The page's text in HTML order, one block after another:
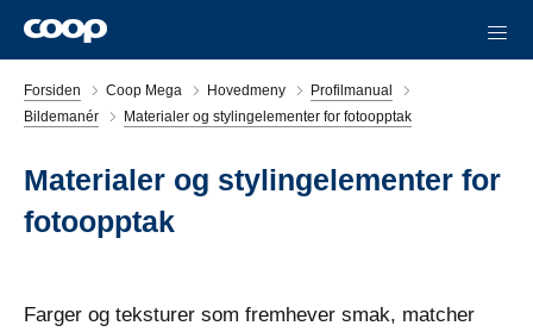
Forsiden Coop Mega Hovedmeny
Profilmanual
Bildemanér
Materialer og stylingelementer for fotoopptak
Materialer og stylingelementer for
fotoopptak
Farger og teksturer som fremhever smak, matcher